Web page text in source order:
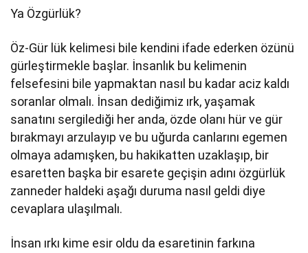
Ya Özgürlük?
Öz-Gür lük kelimesi bile kendini ifade ederken özünü
gürleştirmekle başlar. İnsanlık bu kelimenin
felsefesini bile yapmaktan nasıl bu kadar aciz kaldı
soranlar olmalı. İnsan dediğimiz ırk, yaşamak
sanatını sergilediği her anda, özde olanı hür ve gür
bırakmayı arzulayıp ve bu uğurda canlarını egemen
olmaya adamışken, bu hakikatten uzaklaşıp, bir
esaretten başka bir esarete geçişin adını özgürlük
zanneder haldeki aşağı duruma nasıl geldi diye
cevaplara ulaşılmalı.
İnsan ırkı kime esir oldu da esaretinin farkına